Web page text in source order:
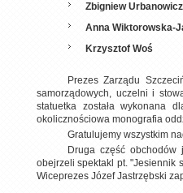
Zbigniew Urbanowicz
Anna Wiktorowska-
Krzysztof Woś
Prezes Zarządu
samorządowych, uczelni i
statuetka została wykonana
okolicznościowa monografia
Gratulujemy wszystkim
Druga część obchodów
obejrzeli spektakl pt. "Jesiennik
Wiceprezes Józef Jastrzębski